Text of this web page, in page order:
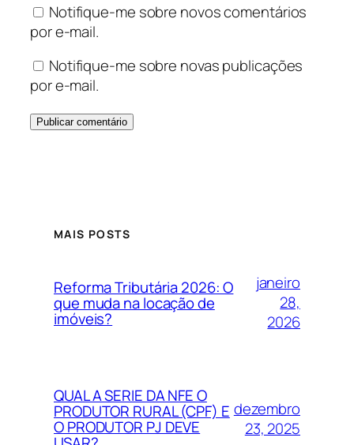
Notifique-me sobre novos comentários
por e-mail.
Notifique-me sobre novas publicações
por e-mail.
MAIS POSTS
Reforma Tributária 2026: O
que muda na locação de
imóveis?
janeiro
28,
2026
QUAL A SERIE DA NFE O
PRODUTOR RURAL (CPF) E
O PRODUTOR PJ DEVE
dezembro
23, 2025